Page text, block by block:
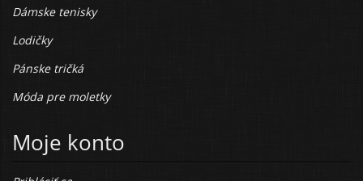
Dámske tenisky
Lodičky
Pánske tričká
Móda pre moletky
Moje konto